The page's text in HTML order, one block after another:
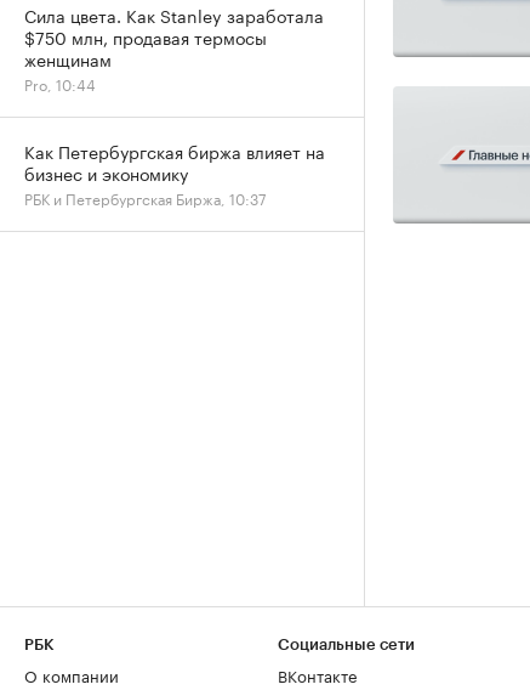
Сила цвета. Как Stanley заработала
$750 млн, продавая термосы
женщинам
Pro, 10:44
Как Петербургская биржа влияет на
бизнес и экономику
РБК и Петербургская Биржа, 10:37
РБК
О компании
Социальные сети
ВКонтакте